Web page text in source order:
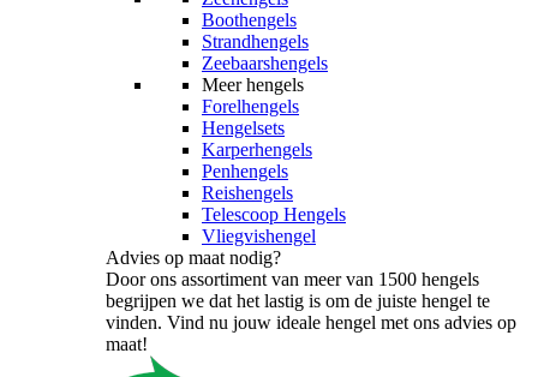
Boothengels
Strandhengels
Zeebaarshengels
Meer hengels
Forelhengels
Hengelsets
Karperhengels
Penhengels
Reishengels
Telescoop Hengels
Vliegvishengel
Advies op maat nodig?
Door ons assortiment van meer van 1500 hengels
begrijpen we dat het lastig is om de juiste hengel te
vinden. Vind nu jouw ideale hengel met ons advies op
maat!